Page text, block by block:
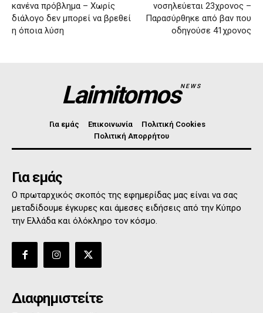
κανένα πρόβλημα – Χωρίς
διάλογο δεν μπορεί να βρεθεί
η όποια λύση
νοσηλεύεται 23χρονος –
Παρασύρθηκε από βαν που
οδηγούσε 41χρονος
LaimitomosNEWS
Για εμάς Επικοινωνία
Πολιτική Cookies
Πολιτική Απορρήτου
Για εμάς
Ο πρωταρχικός σκοπός της εφημερίδας μας είναι να σας
μεταδίδουμε έγκυρες και άμεσες ειδήσεις από την Κύπρο
την Ελλάδα και όλόκληρο τον κόσμο.
Διαφημιστείτε